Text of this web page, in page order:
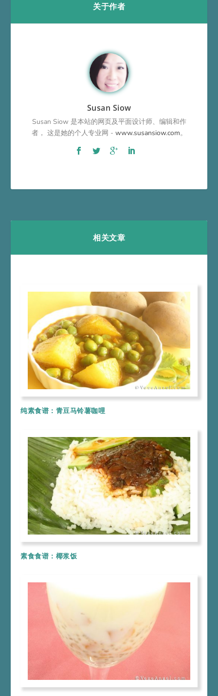
关于作者
Susan Siow
Susan Siow 是本站的网页及平面设计师、编辑和作
者， 这是她的个人专业网 - www.susansiow.com。
相关文章
纯素食谱：青豆马铃薯咖哩
素食食谱：椰浆饭